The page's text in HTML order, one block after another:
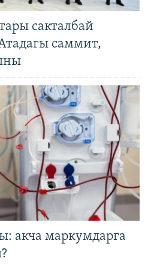
сакталбай
саммит,
акча маркумдарга